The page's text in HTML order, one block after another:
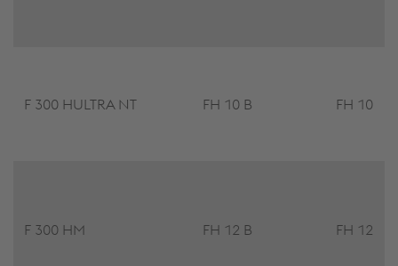
F 300 HULTRA NT FH 10 B FH 10
F 300 HM FH 12 B FH 12